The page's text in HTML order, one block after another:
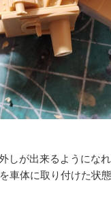
しが出来るようにな
車体に取り付けた状態